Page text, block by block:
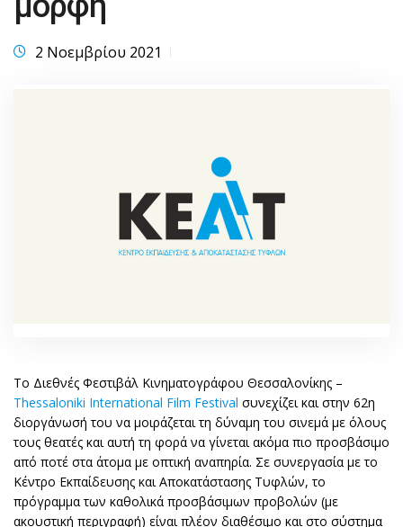
2 Νοεμβρίου 2021
Το Διεθνές Φεστιβάλ Κινηματογράφου Θεσσαλονίκης –
Thessaloniki International Film Festival συνεχίζει και στην 62η
διοργάνωσή του να μοιράζεται τη δύναμη του σινεμά με όλους
τους θεατές και αυτή τη φορά να γίνεται ακόμα πιο προσβάσιμο
από ποτέ στα άτομα με οπτική αναπηρία. Σε συνεργασία με το
Κέντρο Εκπαίδευσης και Αποκατάστασης Τυφλών, το
πρόγραμμα των καθολικά προσβάσιμων προβολών (με
ακουστική περιγραφή) είναι πλέον διαθέσιμο και στο σύστημα